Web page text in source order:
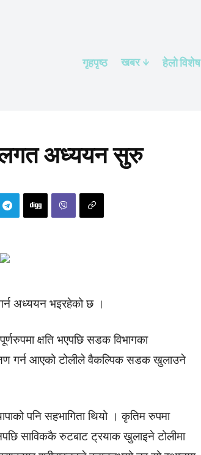
गृहपृष्ठ खबर हेलाे विशेष
अध्ययन सुरु
अध्ययन भइरहेको छ ।
क्षति भएपछि सडक विभागका
गर्न आएको टोलीले वैकल्पिक सडक खुलाउने
पनि सहभागिता थियो । कृतिम रुपमा
साविककै रुटबाट ट्रयाक खुलाइने टोलीमा